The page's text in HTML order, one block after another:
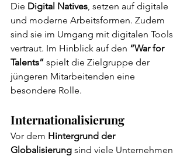
Die Digital Natives, setzen auf digitale
und moderne Arbeitsformen. Zudem
sind sie im Umgang mit digitalen Tools
vertraut. Im Hinblick auf den “War for
Talents” spielt die Zielgruppe der
jüngeren Mitarbeitenden eine
besondere Rolle.
Internationalisierung
Vor dem Hintergrund der
Globalisierung sind viele Unternehmen